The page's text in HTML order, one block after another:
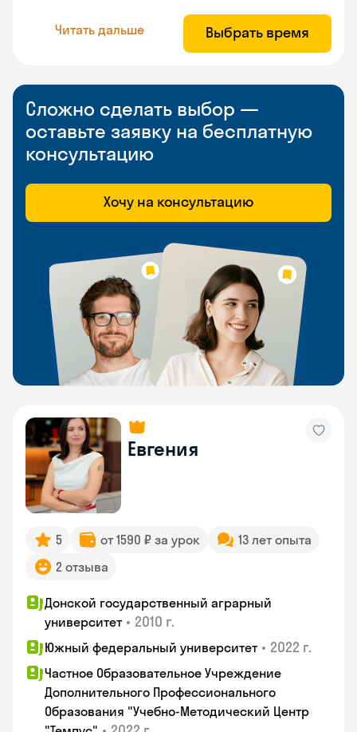
Читать дальше Выбрать время
Сложно сделать выбор —
оставьте заявку на бесплатную
консультацию
Хочу на консультацию
Евгения
5 от 1590 ₽ за урок
13 лет опыта
2 отзыва
Донской государственный аграрный
университет • 2010 г.
Южный федеральный университет • 2022 г.
Частное Образовательное Учреждение
Дополнительного Профессионального
Образования "Учебно-Методический Центр